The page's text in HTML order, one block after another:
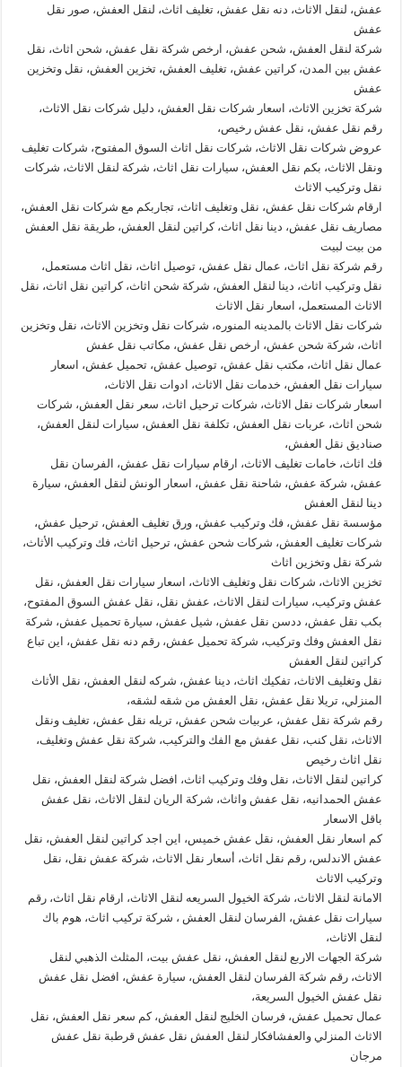
عفش، لنقل الاثاث، دنه نقل عفش، تغليف اثاث، لنقل العفش، صور نقل
عفش
شركة لنقل العفش، شحن عفش، ارخص شركة نقل عفش، شحن اثاث، نقل
عفش بين المدن، كراتين عفش، تغليف العفش، تخزين العفش، نقل وتخزين
عفش
شركة تخزين الاثاث، اسعار شركات نقل العفش، دليل شركات نقل الاثاث،
رقم نقل عفش، نقل عفش رخيص،
عروض شركات نقل الاثاث، شركات نقل اثاث السوق المفتوح، شركات تغليف
ونقل الاثاث، بكم نقل العفش، سيارات نقل اثاث، شركة لنقل الاثاث، شركات
نقل وتركيب الاثاث
ارقام شركات نقل عفش، نقل وتغليف اثاث، تجاربكم مع شركات نقل العفش،
مصاريف نقل عفش، دينا نقل اثاث، كراتين لنقل العفش، طريقة نقل العفش
من بيت لبيت
رقم شركة نقل اثاث، عمال نقل عفش، توصيل اثاث، نقل اثاث مستعمل،
نقل وتركيب اثاث، دينا لنقل العفش، شركة شحن اثاث، كراتين نقل اثاث، نقل
الاثاث المستعمل، اسعار نقل الاثاث
شركات نقل الاثاث بالمدينه المنوره، شركات نقل وتخزين الاثاث، نقل وتخزين
اثاث، شركة شحن عفش، ارخص نقل عفش، مكاتب نقل عفش
عمال نقل اثاث، مكتب نقل عفش، توصيل عفش، تحميل عفش، اسعار
سيارات نقل العفش، خدمات نقل الاثاث، ادوات نقل الاثاث،
اسعار شركات نقل الاثاث، شركات ترحيل اثاث، سعر نقل العفش، شركات
شحن اثاث، عربات نقل العفش، تكلفة نقل العفش، سيارات لنقل العفش،
صناديق نقل العفش،
فك اثاث، خامات تغليف الاثاث، ارقام سيارات نقل عفش، الفرسان نقل
عفش، شركة عفش، شاحنة نقل عفش، اسعار الونش لنقل العفش، سيارة
دينا لنقل العفش
مؤسسة نقل عفش، فك وتركيب عفش، ورق تغليف العفش، ترحيل عفش،
شركات تغليف العفش، شركات شحن عفش، ترحيل اثاث، فك وتركيب الأثاث،
شركة نقل وتخزين اثاث
تخزين الاثاث، شركات نقل وتغليف الاثاث، اسعار سيارات نقل العفش، نقل
عفش وتركيب، سيارات لنقل الاثاث، عفش نقل، نقل عفش السوق المفتوح،
بكب نقل عفش، ددسن نقل عفش، شيل عفش، سيارة تحميل عفش، شركة
نقل العفش وفك وتركيب، شركة تحميل عفش، رقم دنه نقل عفش، اين تباع
كراتين لنقل العفش
نقل وتغليف الاثاث، تفكيك اثاث، دينا عفش، شركه لنقل العفش، نقل الأثاث
المنزلي، تريلا نقل عفش، نقل العفش من شقه لشقه،
رقم شركة نقل عفش، عربيات شحن عفش، تريله نقل عفش، تغليف ونقل
الاثاث، نقل كنب، نقل عفش مع الفك والتركيب، شركة نقل عفش وتغليف،
نقل اثاث رخيص
كراتين لنقل الاثاث، نقل وفك وتركيب اثاث، افضل شركة لنقل العفش، نقل
عفش الحمدانيه، نقل عفش واثاث، شركة الريان لنقل الاثاث، نقل عفش
باقل الاسعار
كم اسعار نقل العفش، نقل عفش خميس، اين اجد كراتين لنقل العفش، نقل
عفش الاندلس، رقم نقل اثاث، أسعار نقل الاثاث، شركة عفش نقل، نقل
وتركيب الاثاث
الامانة لنقل الاثاث، شركة الخيول السريعه لنقل الاثاث، ارقام نقل اثاث، رقم
سيارات نقل عفش، الفرسان لنقل العفش ، شركة تركيب اثاث، هوم باك
لنقل الاثاث،
شركة الجهات الاربع لنقل العفش، نقل عفش بيت، المثلث الذهبي لنقل
الاثاث، رقم شركة الفرسان لنقل العفش، سيارة عفش، افضل نقل عفش
نقل عفش الخيول السريعة،
عمال تحميل عفش، فرسان الخليج لنقل العفش، كم سعر نقل العفش، نقل
الاثاث المنزلي والعفشافكار لنقل العفش نقل عفش قرطبة نقل عفش
مرجان